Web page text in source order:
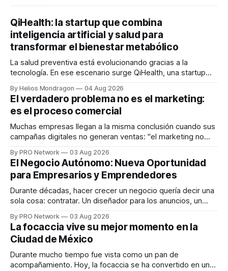
QiHealth: la startup que combina
inteligencia artificial y salud para
transformar el bienestar metabólico
La salud preventiva está evolucionando gracias a la
tecnología. En ese escenario surge QiHealth, una startup
dispositivos inteligentes, inteligencia artificial y monitoreo
en tiempo real para ayudar a las personas a tomar mejores
decisiones sobre su salud metabólica. Su propuesta busca
responder
By Helios Mondragon 04 Aug 2026
El verdadero problema no es el marketing:
es el proceso comercial
Muchas empresas llegan a la misma conclusión cuando sus
campañas digitales no generan ventas: "el marketing no
INTERIUS, el problema suele estar en otro lugar. Durante
una entrevista para el podcast SER PRO, el especialista en
marketing digital explicó que
By PRO Network 03 Aug 2026
El Negocio Autónomo: Nueva Oportunidad
para Empresarios y Emprendedores
Durante décadas, hacer crecer un negocio quería decir una
sola cosa: contratar. Un diseñador para los anuncios, un
para los textos, alguien que supiera de publicidad digital
para encontrar prospectos, un vendedor para atender
llamadas y mensajes, y —con suerte— una persona
By PRO Network 03 Aug 2026
La focaccia vive su mejor momento en la
Ciudad de México
Durante mucho tiempo fue vista como un pan de
acompañamiento. Hoy, la focaccia se ha convertido en uno